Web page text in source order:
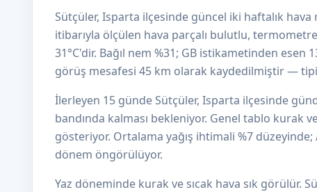
Sütçüler, Isparta ilçesinde güncel iki haftalık
itibarıyla ölçülen hava parçalı bulutlu,
31°C'dir. Bağıl nem %31; GB istikametinden
görüş mesafesi 45 km olarak kaydedilmiştir —
İlerleyen 15 günde Sütçüler, Isparta ilçesinde
bandında kalması bekleniyor. Genel tablo kurak ve
gösteriyor. Ortalama yağış ihtimali %7 düzeyinde;
dönem öngörülüyor.
Yaz döneminde kurak ve sıcak hava sık görülür.